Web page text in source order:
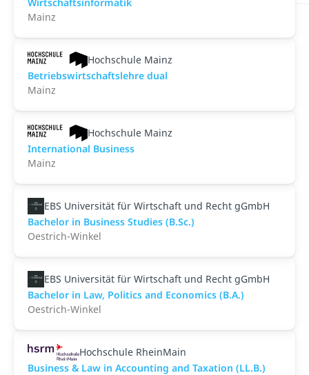
Mainz
Hochschule Mainz
Betriebswirtschaftslehre dual
Mainz
Hochschule Mainz
International Business
Mainz
EBS Universität für Wirtschaft und Recht gGmbH
Bachelor in Business Studies (B.Sc.)
Oestrich-Winkel
EBS Universität für Wirtschaft und Recht gGmbH
Bachelor in Law, Politics and Economics (B.A.)
Oestrich-Winkel
Hochschule RheinMain
Business & Law in Accounting and Taxation (LL.B.)